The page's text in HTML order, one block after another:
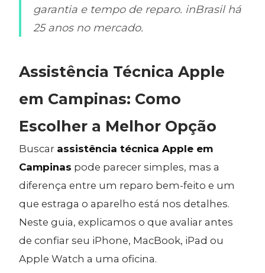
garantia e tempo de reparo. inBrasil há
25 anos no mercado.
Assistência Técnica Apple
em Campinas: Como
Escolher a Melhor Opção
Buscar assistência técnica Apple em
Campinas pode parecer simples, mas a
diferença entre um reparo bem-feito e um
que estraga o aparelho está nos detalhes.
Neste guia, explicamos o que avaliar antes
de confiar seu iPhone, MacBook, iPad ou
Apple Watch a uma oficina.